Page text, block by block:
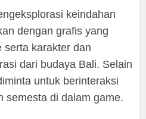
keindahan
dengan grafis yang
serta karakter dan
dari budaya Bali. Selain
untuk berinteraksi
semesta di dalam game.